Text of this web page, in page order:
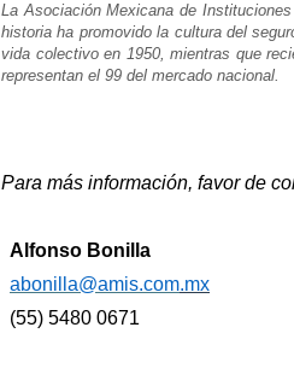
La Asociación Mexicana de
historia ha promovido la cultura del
vida colectivo en 1950, mientras que
representan el 99 del mercado nacional.
Para más información, favor de
Alfonso Bonilla
abonilla@amis.com.mx
(55) 5480 0671